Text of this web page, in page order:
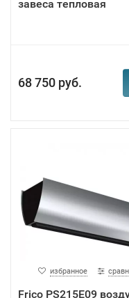
завеса тепловая
68 750 руб.
избранное
Frico PS215E09